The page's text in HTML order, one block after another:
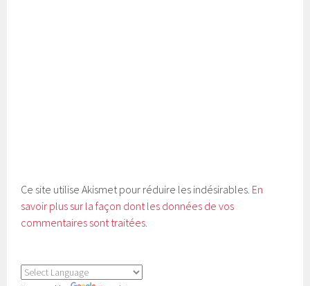
Ce site utilise Akismet pour réduire les indésirables. En
savoir plus sur la façon dont les données de vos
commentaires sont traitées